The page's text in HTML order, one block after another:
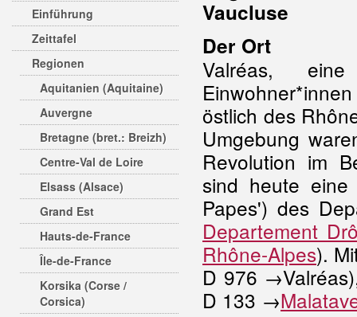
Einführung
Zeittafel
Regionen
Aquitanien (Aquitaine)
Auvergne
Bretagne (bret.: Breizh)
Centre-Val de Loire
Elsass (Alsace)
Grand Est
Hauts-de-France
Île-de-France
Korsika (Corse /
Corsica)
Vaucluse
Der Ort
Valréas,
östlich des
Umgebung
Revolution im
sind heute eine
Papes') des
Departement
Rhône-Alpes).
D 976
D 133 →